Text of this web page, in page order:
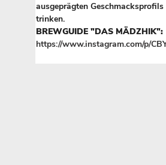
ausgeprägten
trinken.
BREWGUIDE "DAS MÄDZHIK":
https://www.instagram.com/p/